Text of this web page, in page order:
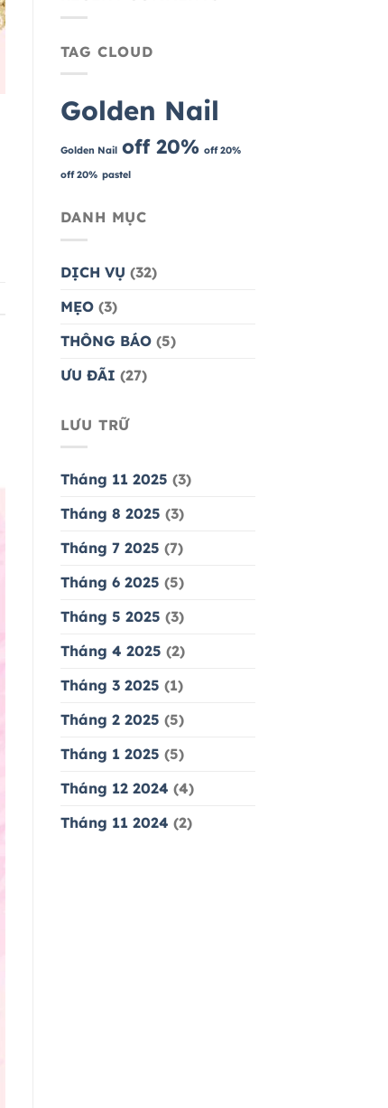
TAG CLOUD
Golden Nail
Golden Nail off 20% off 20%
off 20% pastel
DANH MỤC
DỊCH VỤ (32)
MẸO(3)
THÔNG BÁO(5)
ƯU ĐÃI (27)
LƯU TRỮ
Tháng 11 2025 (3)
Tháng 8 2025 (3)
Tháng 7 2025 (7)
Tháng 6 2025 (5)
Tháng 5 2025 (3)
Tháng 4 2025 (2)
Tháng 3 2025 (1)
Tháng 2 2025 (5)
Tháng 1 2025 (5)
Tháng 12 2024 (4)
Tháng 11 2024 (2)